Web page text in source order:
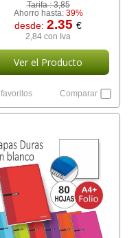
Tarifa :3,85
Ahorro hasta: 39%
desde:2.35€
2,84 con Iva
Ver el Producto
favoritos Comparar